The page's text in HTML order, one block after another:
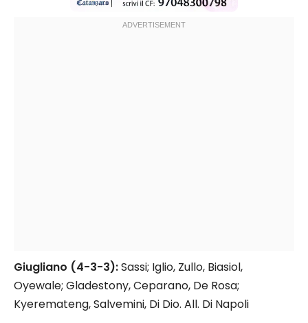
Giugliano (4-3-3):Sassi; Iglio, Zullo, Biasiol,
Oyewale; Gladestony, Ceparano, De Rosa;
Kyeremateng, Salvemini, Di Dio. All. Di Napoli